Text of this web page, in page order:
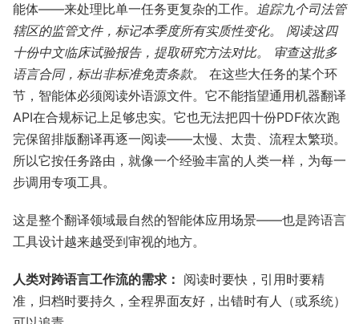
能体——来处理比单一任务更复杂的工作。 追踪九个司法管
辖区的监管文件，标记本季度所有实质性变化。
阅读这四
十份中文临床试验报告，提取研究方法对比。
审查这批多
语言合同，标出非标准免责条款。
在这些大任务的某个环
节，智能体必须阅读外语源文件。它不能指望通用机器翻译
API在合规标记上足够忠实。它也无法把四十份PDF依次跑
完保留排版翻译再逐一阅读——太慢、太贵、流程太繁琐。
所以它按任务路由，就像一个经验丰富的人类一样，为每一
步调用专项工具。
这是整个翻译领域最自然的智能体应用场景——也是跨语言
工具设计越来越受到审视的地方。
人类对跨语言工作流的需求： 阅读时要快，引用时要精
准，归档时要持久，全程界面友好，出错时有人（或系统）